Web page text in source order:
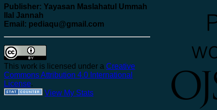
Publisher: Yayasan Maslahatul Ummah
Ilal Jannah
Email: pediaqu@gmail.com
This work is licensed under a Creative
Commons Attribution 4.0 International
License.
View My Stats